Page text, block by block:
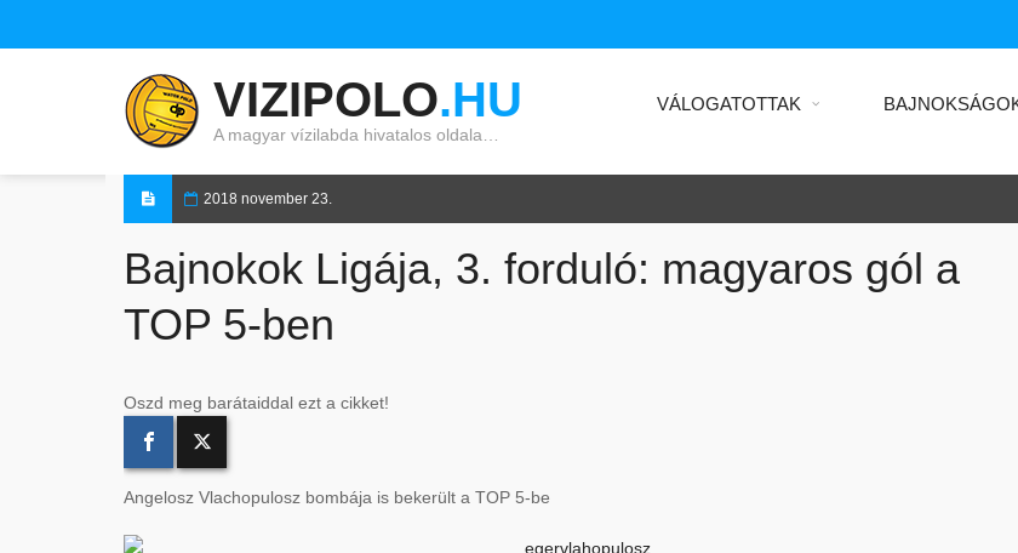
VIZIPOLO.HU
A magyar vízilabda hivatalos oldala…
VÁLOGATOTTAK
2018 november 23.
Bajnokok Ligája, 3. forduló: magyaros gól a
TOP 5-ben
Oszd meg barátaiddal ezt a cikket!
Angelosz Vlachopulosz bombája is bekerült a TOP 5-be